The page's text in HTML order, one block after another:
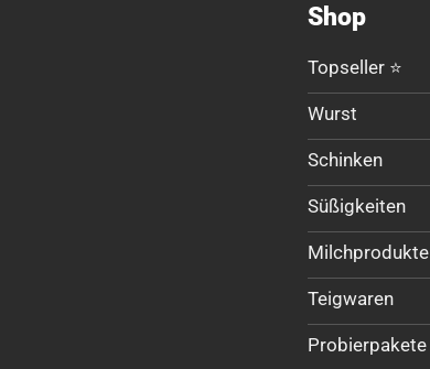
Shop
Topseller ⭐
Wurst
Schinken
Süßigkeiten
Milchprodukte
Teigwaren
Probierpakete